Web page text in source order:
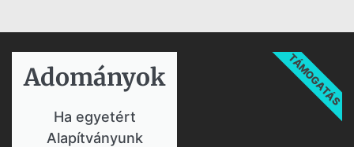
Adományok​
Ha egyetért
Alapítványunk
TÁMOGATÁS